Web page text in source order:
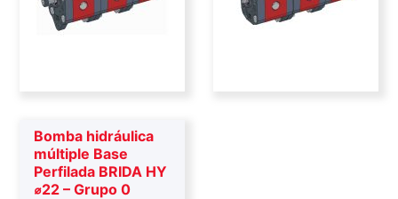
Bomba hidráulica
múltiple Base
Perfilada BRIDA HY
⌀22 – Grupo 0